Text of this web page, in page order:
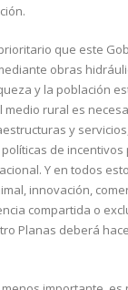
que este
obras
y la población
medio rural es
y
de incentivos
Y en todos
innovación,
compartida o
Planas deberá